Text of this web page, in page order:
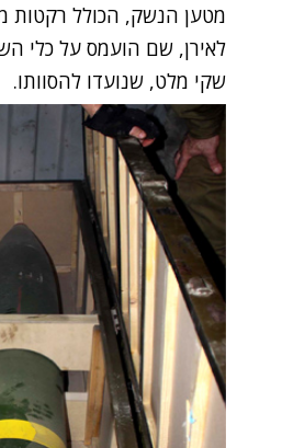
לאירן, שם הועמס על כלי
שקי מלט, שנועדו להסוותו.